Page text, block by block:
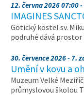
12. června 2026 07:00
IMAGINES
Gotický kostel sv.
podruhé dává
30. července 2026 - 7.
Umění v kovu a
Muzeum Velké
průmyslovou školou